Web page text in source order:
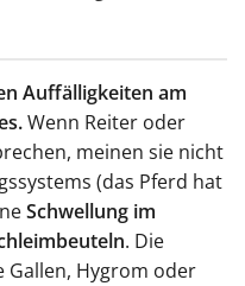
Auffälligkeiten am
Wenn Reiter oder
meinen sie nicht
(das Pferd hat
Schwellung im
. Die
Hygrom oder